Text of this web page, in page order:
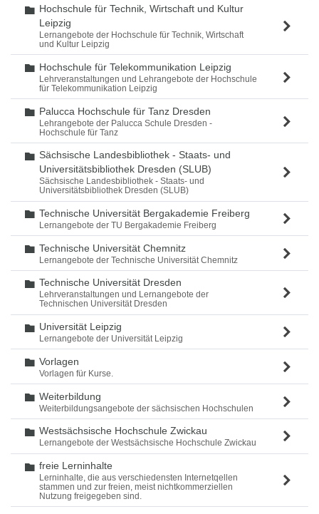
Ordner
Hochschule für Technik, Wirtschaft und Kultur
Leipzig
Lernangebote der Hochschule für Technik, Wirtschaft
und Kultur Leipzig
Ordner
Hochschule für Telekommunikation Leipzig
Lehrveranstaltungen und Lehrangebote der Hochschule
für Telekommunikation Leipzig
Ordner
Palucca Hochschule für Tanz Dresden
Lehrangebote der Palucca Schule Dresden -
Hochschule für Tanz
Ordner
Sächsische Landesbibliothek - Staats- und
Universitätsbibliothek Dresden (SLUB)
Sächsische Landesbibliothek - Staats- und
Universitätsbibliothek Dresden (SLUB)
Ordner
Technische Universität Bergakademie Freiberg
Lernangebote der TU Bergakademie Freiberg
Ordner
Technische Universität Chemnitz
Lernangebote der Technische Universität Chemnitz
Ordner
Technische Universität Dresden
Lehrveranstaltungen und Lernangebote der
Technischen Universität Dresden
Ordner
Universität Leipzig
Lernangebote der Universität Leipzig
Ordner
Vorlagen
Vorlagen für Kurse.
Ordner
Weiterbildung
Weiterbildungsangebote der sächsischen Hochschulen
Ordner
Westsächsische Hochschule Zwickau
Lernangebote der Westsächsische Hochschule Zwickau
Ordner
freie Lerninhalte
Lerninhalte, die aus verschiedensten Internetqellen
stammen und zur freien, meist nichtkommerziellen
Nutzung freigegeben sind.